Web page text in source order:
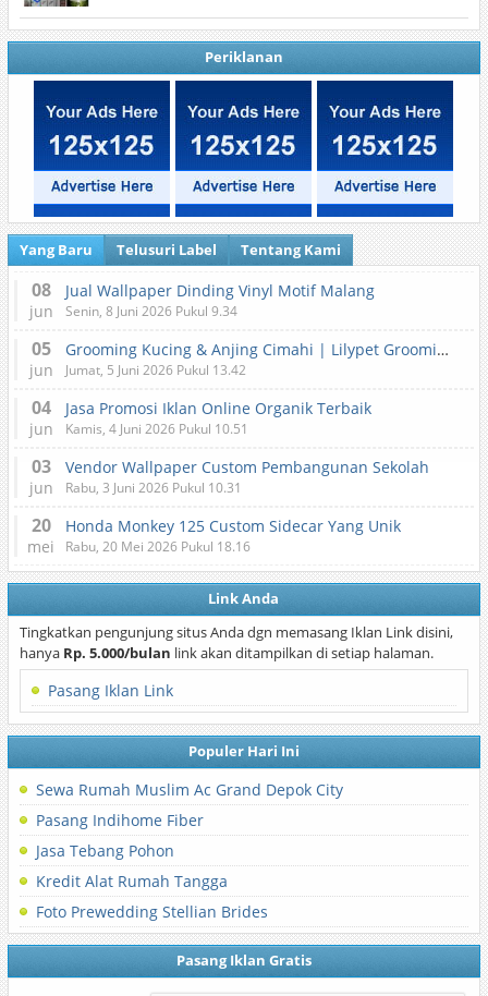
Periklanan
Yang Baru Telusuri Label Tentang Kami
08
jun
Jual Wallpaper Dinding Vinyl Motif Malang
Senin, 8 Juni 2026 Pukul 9.34
05
jun
Grooming Kucing & Anjing Cimahi | Lilypet Grooming & Pet Hotel
Jumat, 5 Juni 2026 Pukul 13.42
04
jun
Jasa Promosi Iklan Online Organik Terbaik
Kamis, 4 Juni 2026 Pukul 10.51
03
jun
Vendor Wallpaper Custom Pembangunan Sekolah
Rabu, 3 Juni 2026 Pukul 10.31
20
mei
Honda Monkey 125 Custom Sidecar Yang Unik
Rabu, 20 Mei 2026 Pukul 18.16
Link Anda
Tingkatkan pengunjung situs Anda dgn memasang Iklan Link disini,
hanya Rp. 5.000/bulan link akan ditampilkan di setiap halaman.
Pasang Iklan Link
Populer Hari Ini
Sewa Rumah Muslim Ac Grand Depok City
Pasang Indihome Fiber
Jasa Tebang Pohon
Kredit Alat Rumah Tangga
Foto Prewedding Stellian Brides
Pasang Iklan Gratis